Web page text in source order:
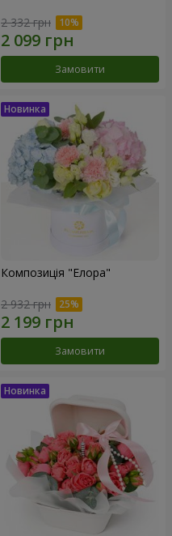
2 332 грн
Замовити
Композиція "Елора"
2 932 грн
Замовити